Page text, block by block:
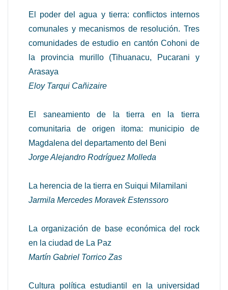
El poder del agua y tierra: conflictos internos
comunales y mecanismos de resolución. Tres
comunidades de estudio en cantón Cohoni de
la provincia murillo (Tihuanacu, Pucarani y
Arasaya
Eloy Tarqui Cañizaire
El saneamiento de la tierra en la tierra
comunitaria de origen itoma: municipio de
Magdalena del departamento del Beni
Jorge Alejandro Rodríguez Molleda
La herencia de la tierra en Suiqui Milamilani
Jarmila Mercedes Moravek Estenssoro
La organización de base económica del rock
en la ciudad de La Paz
Martín Gabriel Torrico Zas
Cultura política estudiantil en la universidad